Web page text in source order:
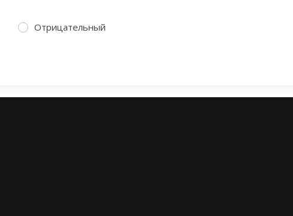
Отрицательный